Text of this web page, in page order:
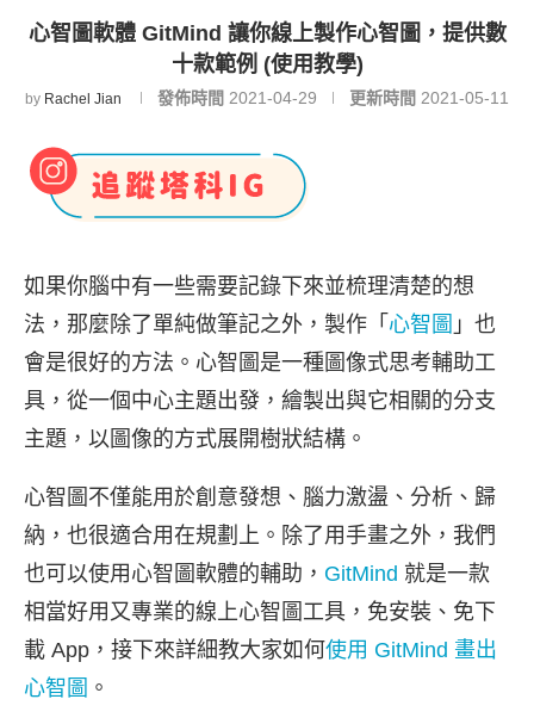
心智圖軟體 GitMind 讓你線上製作心智圖，提供數
十款範例 (使用教學)
by Rachel Jian 發佈時間 2021-04-29 更新時間 2021-05-11
如果你腦中有一些需要記錄下來並梳理清楚的想
法，那麼除了單純做筆記之外，製作「 心智圖 」也
會是很好的方法。心智圖是一種圖像式思考輔助工
具，從一個中心主題出發，繪製出與它相關的分支
主題，以圖像的方式展開樹狀結構。
心智圖不僅能用於創意發想、腦力激盪、分析、歸
納，也很適合用在規劃上。除了用手畫之外，我們
也可以使用心智圖軟體的輔助， GitMind 就是一款
相當好用又專業的線上心智圖工具，免安裝、免下
載 App，接下來詳細教大家如何使用 GitMind 畫出
心智圖 。